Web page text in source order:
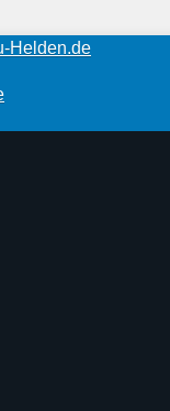
Helden.de